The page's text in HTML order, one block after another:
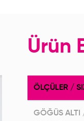
Ürün
ÖLÇÜLER /
GÖĞÜS ALTI